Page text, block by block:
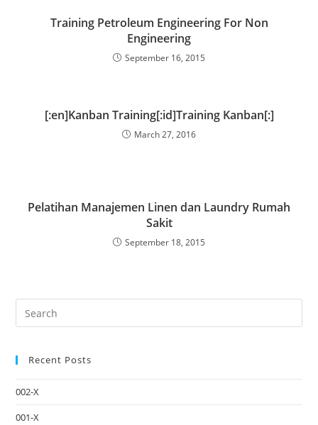
Training Petroleum Engineering For Non
Engineering
September 16, 2015
[:en]Kanban Training[:id]Training Kanban[:]
March 27, 2016
Pelatihan Manajemen Linen dan Laundry Rumah
Sakit
September 18, 2015
Recent Posts
002-X
001-X